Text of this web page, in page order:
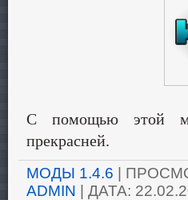
С помощью этой
прекрасней.
МОДЫ 1.4.6 |
ADMIN | ДАТА: